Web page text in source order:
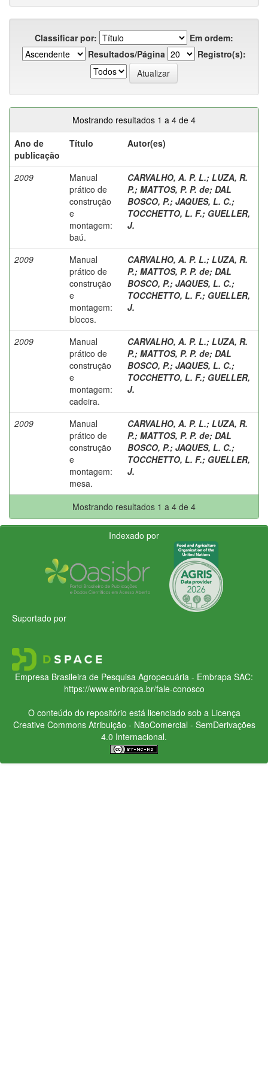
Classificar por:
Em ordem:
Resultados/Página
Registro(s):
Mostrando resultados 1 a 4 de 4
Ano de
publicação
Título Autor(es)
2009
Manual
prático de
construção
e
montagem:
baú.
CARVALHO, A. P. L.; LUZA, R.
P.; MATTOS, P. P. de; DAL
BOSCO, P.; JAQUES, L. C.;
TOCCHETTO, L. F.; GUELLER,
J.
2009
Manual
prático de
construção
e
montagem:
blocos.
CARVALHO, A. P. L.; LUZA, R.
P.; MATTOS, P. P. de; DAL
BOSCO, P.; JAQUES, L. C.;
TOCCHETTO, L. F.; GUELLER,
J.
2009
Manual
prático de
construção
e
montagem:
cadeira.
CARVALHO, A. P. L.; LUZA, R.
P.; MATTOS, P. P. de; DAL
BOSCO, P.; JAQUES, L. C.;
TOCCHETTO, L. F.; GUELLER,
J.
2009
Manual
prático de
construção
e
montagem:
mesa.
CARVALHO, A. P. L.; LUZA, R.
P.; MATTOS, P. P. de; DAL
BOSCO, P.; JAQUES, L. C.;
TOCCHETTO, L. F.; GUELLER,
J.
Mostrando resultados 1 a 4 de 4
Indexado por
Suportado por
Empresa Brasileira de Pesquisa Agropecuária - Embrapa SAC:
https://www.embrapa.br/fale-conosco
O conteúdo do repositório está licenciado sob a Licença
Creative CommonsAtribuição - NãoComercial - SemDerivações
4.0 Internacional.